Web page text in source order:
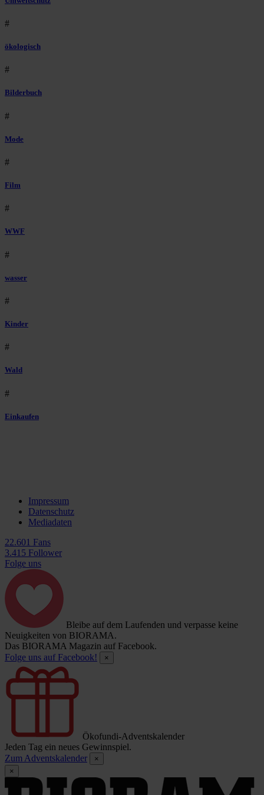
#
ökologisch
#
Bilderbuch
#
Mode
#
Film
#
WWF
#
wasser
#
Kinder
#
Wald
#
Einkaufen
Impressum
Datenschutz
Mediadaten
22.601 Fans
3.415 Follower
Folge uns
Bleibe auf dem Laufenden und verpasse keine
Neuigkeiten von BIORAMA.
Das BIORAMA Magazin auf Facebook.
Folge uns auf Facebook!
×
Ökofundi-Adventskalender
Jeden Tag ein neues Gewinnspiel.
Zum Adventskalender
×
×